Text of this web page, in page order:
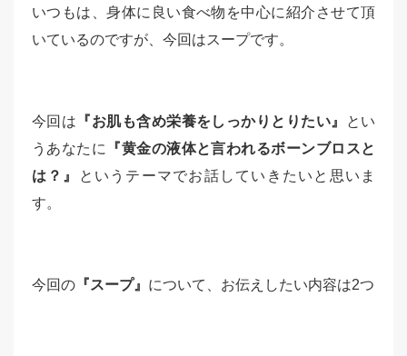
いつもは、身体に良い食べ物を中心に紹介させて頂
いているのですが、今回はスープです。
今回は 『お肌も含め栄養をしっかりとりたい』
とい
うあなたに
『黄金の液体と言われるボーンブロスと
は？』
というテーマでお話していきたいと思いま
す。
今回の 『スープ』 について、お伝えしたい内容は2つ